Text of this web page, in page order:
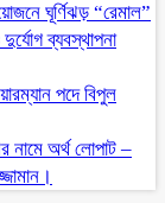
ঘূর্ণিঝড় “রেমাল”
ব্যবস্থাপনা
পদে বিপুল
নামে অর্থ লোপাট –